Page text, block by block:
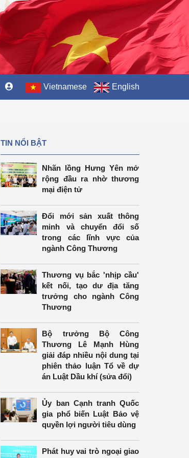
Vietnamese English
TIN NỔI BẬT
Nhãn lồng Hưng Yên mở
rộng đầu ra nhờ thương
mại điện tử
Đổi mới sản xuất thông
minh và chuyển đổi số
trong các lĩnh vực của
ngành Công Thương
Thương vụ bắc 'nhịp cầu'
kết nối, tạo dư địa tăng
trưởng cho ngành Công
Thương
Bộ trưởng Bộ Công
Thương Lê Mạnh Hùng
giải đáp nhiều nội dung tại
phiên thảo luận Tổ về dự
án Luật Dầu khí (sửa đổi)
Ủy ban Cạnh tranh Quốc
gia phổ biến Luật Bảo vệ
quyền lợi người tiêu dùng
Phát huy vai trò ngoại giao